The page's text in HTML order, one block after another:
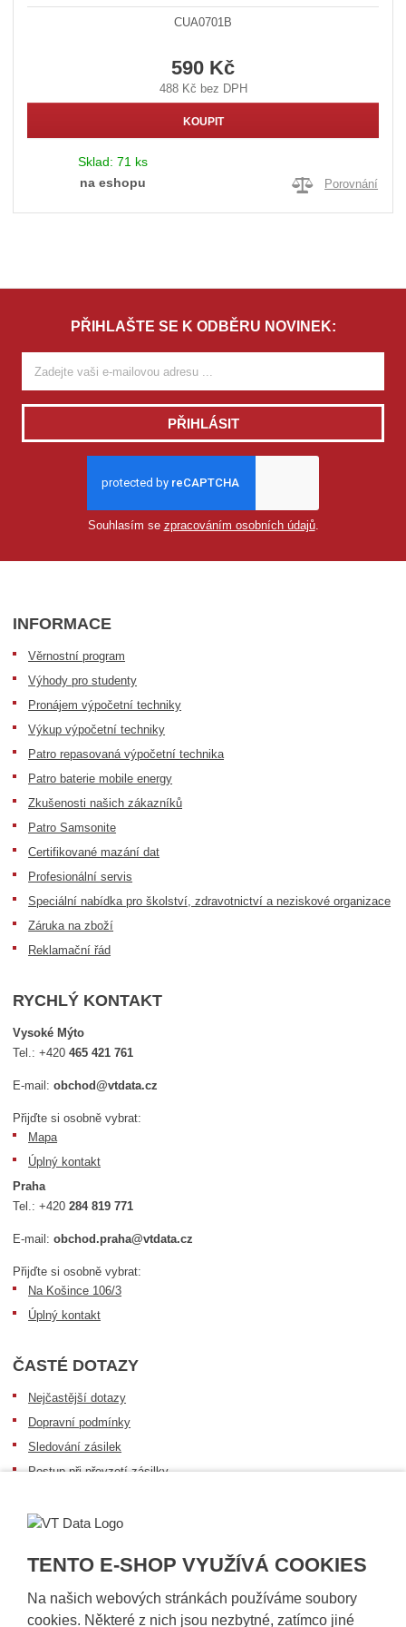
TENTO E-SHOP VYUŽÍVÁ COOKIES
Na našich webových stránkách používáme soubory
cookies. Některé z nich jsou nezbytné, zatímco jiné
CUA0701B
590 Kč
488 Kč bez DPH
KOUPIT
Sklad: 71 ks
na eshopu
Porovnání
PŘIHLAŠTE SE K ODBĚRU NOVINEK:
PŘIHLÁSIT
Souhlasím se zpracováním osobních údajů.
INFORMACE
Věrnostní program
Výhody pro studenty
Pronájem výpočetní techniky
Výkup výpočetní techniky
Patro repasovaná výpočetní technika
Patro baterie mobile energy
Zkušenosti našich zákazníků
Patro Samsonite
Certifikované mazání dat
Profesionální servis
Speciální nabídka pro školství, zdravotnictví a neziskové organizace
Záruka na zboží
Reklamační řád
RYCHLÝ KONTAKT
Vysoké Mýto
Tel.:+420465 421 761
E-mail:obchod@vtdata.cz
Přijďte si osobně vybrat:
Mapa
Úplný kontakt
Praha
Tel.:+420284 819 771
E-mail:obchod.praha@vtdata.cz
Přijďte si osobně vybrat:
Na Košince 106/3
Úplný kontakt
ČASTÉ DOTAZY
Nejčastější dotazy
Dopravní podmínky
Sledování zásilek
Postup při převzetí zásilky
Obecné informace